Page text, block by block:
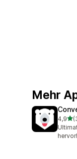
Mehr
4,9
346